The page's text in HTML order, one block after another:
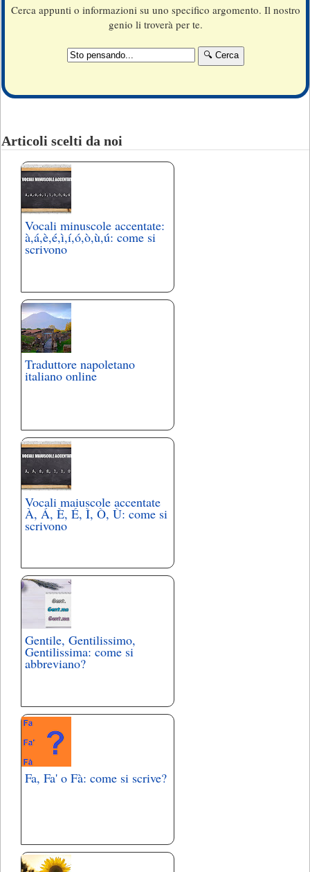
Cerca appunti o informazioni su uno specifico argomento. Il nostro
genio li troverà per te.
Articoli scelti da noi
Vocali minuscole accentate:
à,á,è,é,ì,í,ó,ò,ù,ú: come si
scrivono
Traduttore napoletano
italiano online
Vocali maiuscole accentate
À, Á, È, É, Ì, Ò, Ù: come si
scrivono
Gentile, Gentilissimo,
Gentilissima: come si
abbreviano?
Fa, Fa' o Fà: come si scrive?